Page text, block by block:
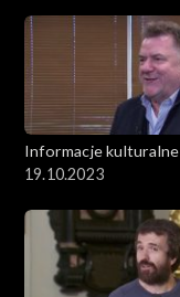
Informacje kulturalne
19.10.2023